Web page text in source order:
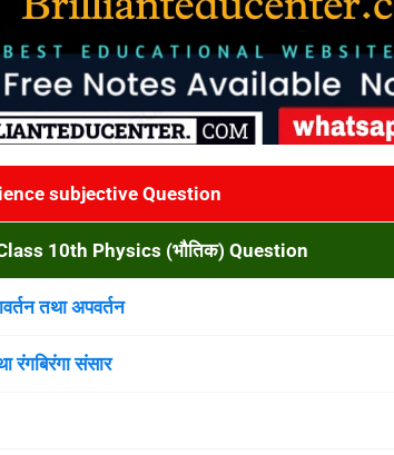
subjective Question
10th Physics (भौतिक) Question
तथा अपवर्तन
रंगबिरंगा संसार